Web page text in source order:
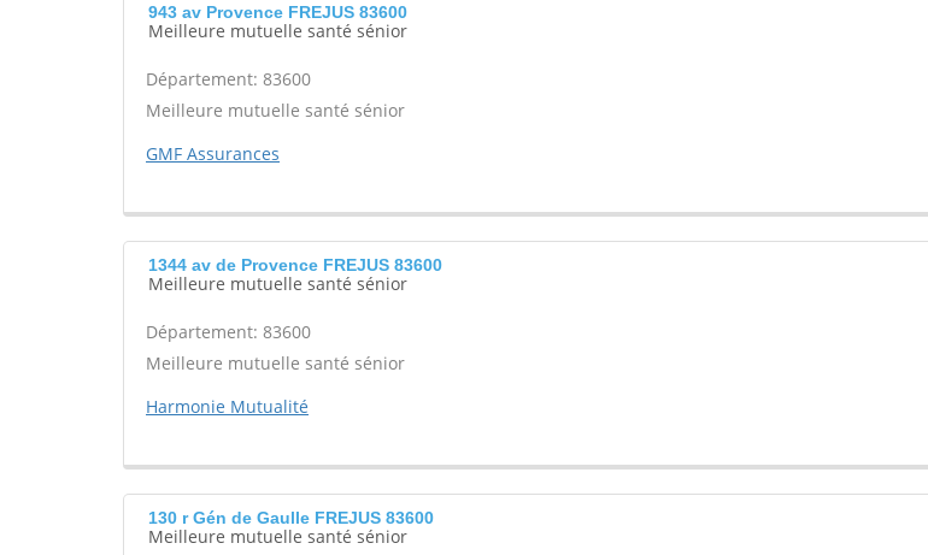
943 av Provence FREJUS 83600
Meilleure mutuelle santé sénior
Département: 83600
Meilleure mutuelle santé sénior
GMF Assurances
1344 av de Provence FREJUS 83600
Meilleure mutuelle santé sénior
Département: 83600
Meilleure mutuelle santé sénior
Harmonie Mutualité
130 r Gén de Gaulle FREJUS 83600
Meilleure mutuelle santé sénior